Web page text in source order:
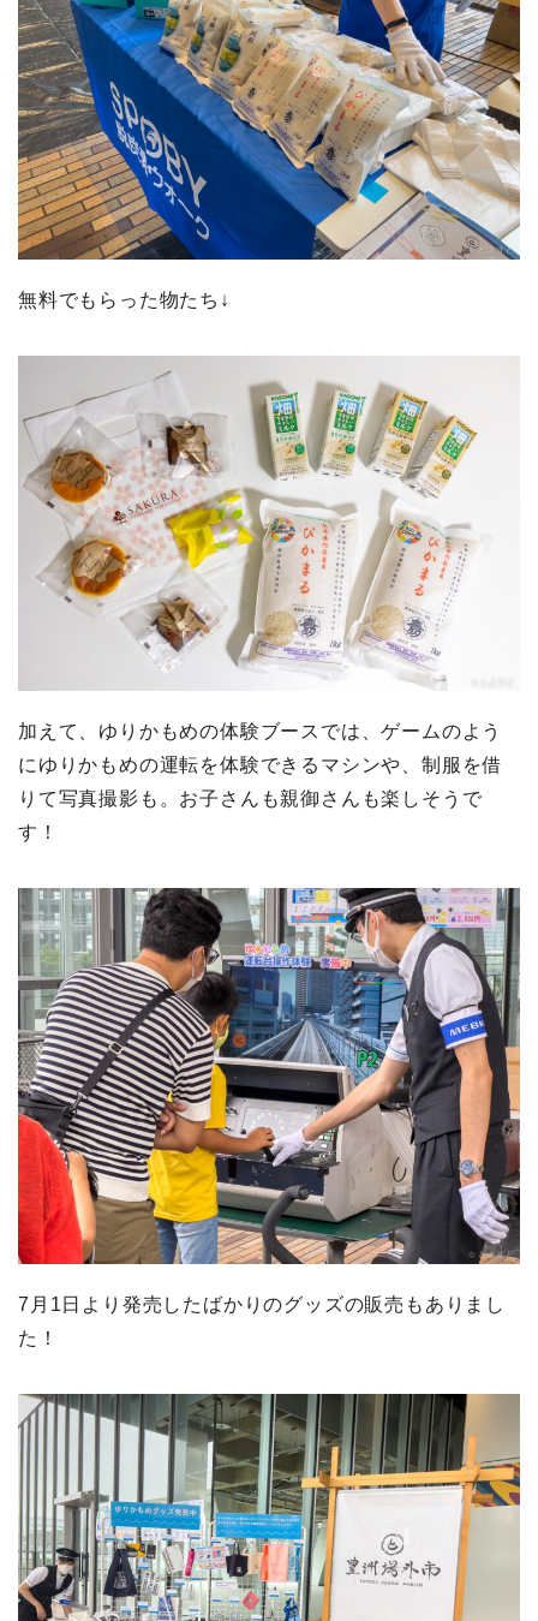
無料でもらった物たち↓
加えて、ゆりかもめの体験ブースでは、ゲームのよう
にゆりかもめの運転を体験できるマシンや、制服を借
りて写真撮影も。お子さんも親御さんも楽しそうで
す！
7月1日より発売したばかりのグッズの販売もありまし
た！